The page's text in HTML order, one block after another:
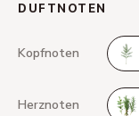
DUFTNOTEN
Kopfnoten
Herznoten